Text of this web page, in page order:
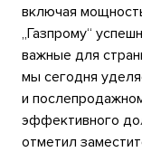
включая
„Газпрому“
важные для
мы сегодня
и
эффективного
отметил